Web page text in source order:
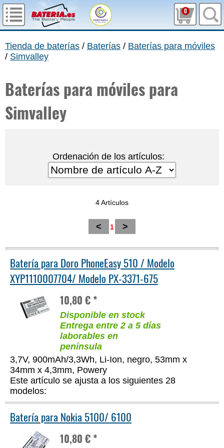
0
Tienda de baterías / Baterías / Baterías para móviles
/ Simvalley
Baterías para móviles para
Simvalley
Ordenación de los artículos:
4 Artículos
< 1 >
Batería para Doro PhoneEasy 510 / Modelo
XYP1110007704/ Modelo PX-3371-675
10,80 € *
Disponible en stock
Entrega entre 2 a 5 días
laborables en
península
3,7V, 900mAh/3,3Wh, Li-Ion, negro, 53mm x
34mm x 4,3mm, Powery
Este artículo se ajusta a los siguientes 28
modelos:
Batería para Nokia 5100/ 6100
10,80 € *